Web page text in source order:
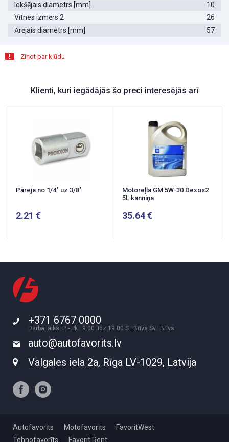
Iekšējais diametrs [mm]
10
Vītnes izmērs 2
26
Ārējais diametrs [mm]
57
Ziņot par kļūdu
Klienti, kuri iegādājās šo preci interesējās arī
Pāreja no 1/4" uz 3/8"
2.21
Motoreļļa GM 5W-30 Dexos2
5L kanniņa
35.64
+371 6767 0000
Darba laiks: P. - Pk.: 9:00 līdz 19:00 S.: Brīvs Sv.: Brīvs
auto@autofavorits.lv
Valgales iela 2a, Rīga LV-1029, Latvija
Autofavorīts Motofavorīts
FavoritWest
Tehnofavorīts
Favorit Rent